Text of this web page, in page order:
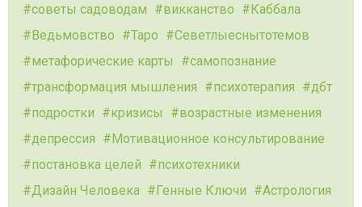
советы садоводам
викканство
Каббала
Ведьмовство
Таро
Севетлыеснытотемов
метафорические карты
самопознание
трансформация мышления
психотерапия
дбт
подростки
кризисы
возрастные изменения
депрессия
Мотивационное консультирование
постановка целей
психотехники
Дизайн Человека
Генные Ключи
Астрология